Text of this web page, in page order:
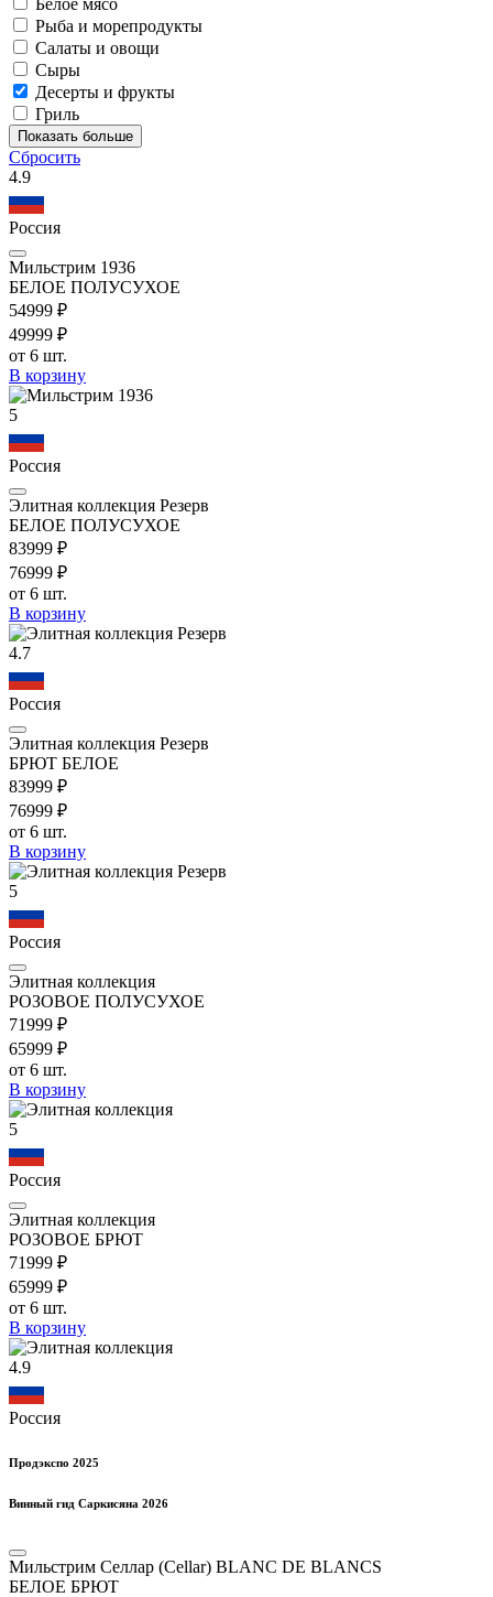
Рыба и морепродукты
Салаты и овощи
Сыры
Десерты и фрукты
Гриль
Показать больше
Сбросить
4.9
Россия
Мильстрим 1936
БЕЛОЕ ПОЛУСУХОЕ
54999 ₽
49999 ₽
от 6 шт.
В корзину
5
Россия
Элитная коллекция Резерв
БЕЛОЕ ПОЛУСУХОЕ
83999 ₽
76999 ₽
от 6 шт.
В корзину
4.7
Россия
Элитная коллекция Резерв
БРЮТ БЕЛОЕ
83999 ₽
76999 ₽
от 6 шт.
В корзину
5
Россия
Элитная коллекция
РОЗОВОЕ ПОЛУСУХОЕ
71999 ₽
65999 ₽
от 6 шт.
В корзину
5
Россия
Элитная коллекция
РОЗОВОЕ БРЮТ
71999 ₽
65999 ₽
от 6 шт.
В корзину
4.9
Россия
Продэкспо 2025
Винный гид Саркисяна 2026
Мильстрим Селлар (Cellar) BLANC DE BLANCS
БЕЛОЕ БРЮТ